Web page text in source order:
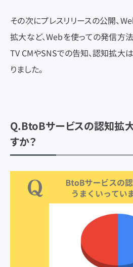
その次にプレスリリースの公開、
拡大など、Webを使っての発信方
TV CMやSNSでの告知、認知拡大
りました。
Q.BtoBサービスの認知拡
すか？